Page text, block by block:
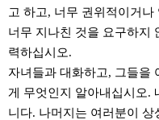
고 하고, 너무 권위적이거나
너무 지나친 것을 요구하지
력하십시오.
자녀들과 대화하고, 그들을
게 무엇인지 알아내십시오.
니다. 나머지는 여러분이 상